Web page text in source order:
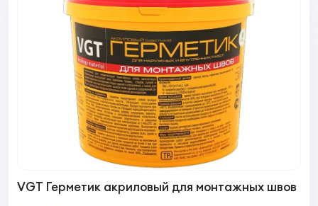
VGT Герметик акриловый для монтажных швов